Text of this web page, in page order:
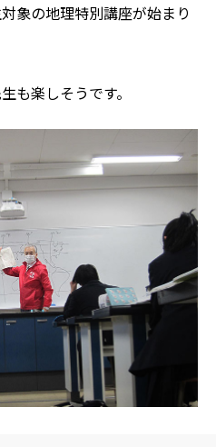
象の地理特別講座が始まり
も楽しそうです。